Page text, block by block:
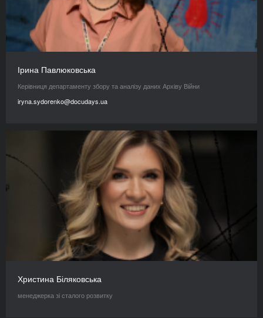
Ірина Павлюковська
Керівниця департаменту збору та аналізу даних Архіву Війни
iryna.sydorenko@docudays.ua
Христина Біляковська
менеджерка зі сталого розвитку